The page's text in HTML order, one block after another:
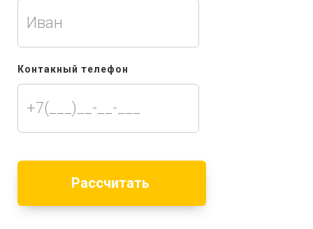
Контакный телефон